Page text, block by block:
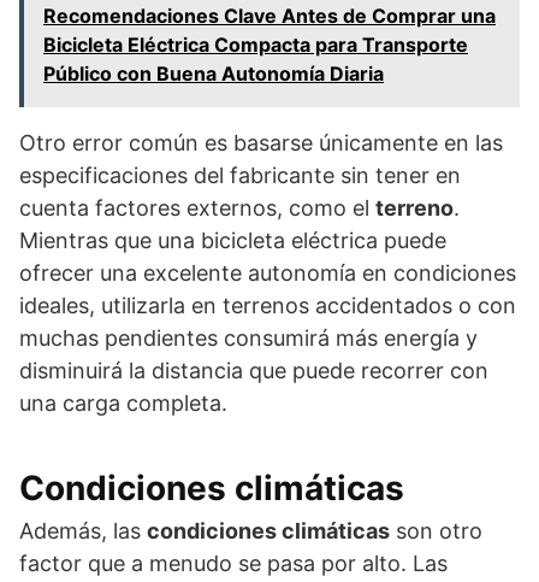
Recomendaciones Clave Antes de Comprar una
Bicicleta Eléctrica Compacta para Transporte
Público con Buena Autonomía Diaria
Otro error común es basarse únicamente en las
especificaciones del fabricante sin tener en
cuenta factores externos, como el terreno.
Mientras que una bicicleta eléctrica puede
ofrecer una excelente autonomía en condiciones
ideales, utilizarla en terrenos accidentados o con
muchas pendientes consumirá más energía y
disminuirá la distancia que puede recorrer con
una carga completa.
Condiciones climáticas
Además, las condiciones climáticas son otro
factor que a menudo se pasa por alto. Las